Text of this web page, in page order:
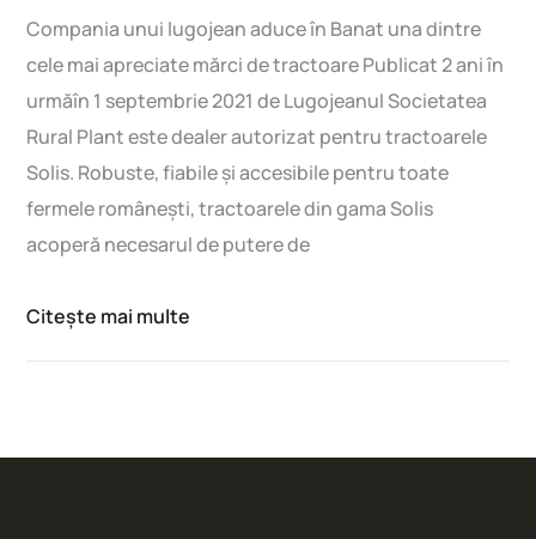
Compania unui lugojean aduce în Banat una dintre
cele mai apreciate mărci de tractoare Publicat 2 ani în
urmăîn 1 septembrie 2021 de Lugojeanul Societatea
Rural Plant este dealer autorizat pentru tractoarele
Solis. Robuste, fiabile şi accesibile pentru toate
fermele româneşti, tractoarele din gama Solis
acoperă necesarul de putere de
Citește mai multe